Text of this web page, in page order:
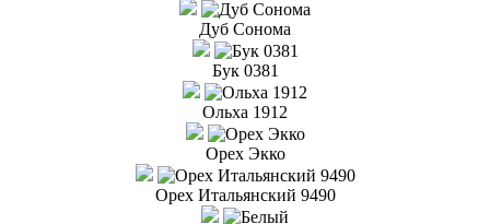
Дуб Сонома
Бук 0381
Ольха 1912
Орех Экко
Орех Итальянский 9490